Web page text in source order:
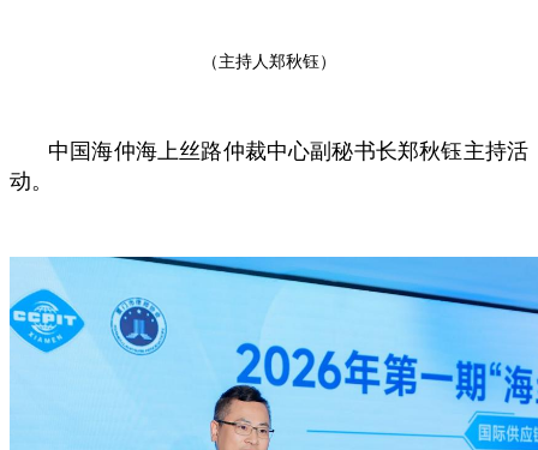
（主持人郑秋钰）
中国海仲海上丝路仲裁中心副秘书长郑秋钰主持活
动。